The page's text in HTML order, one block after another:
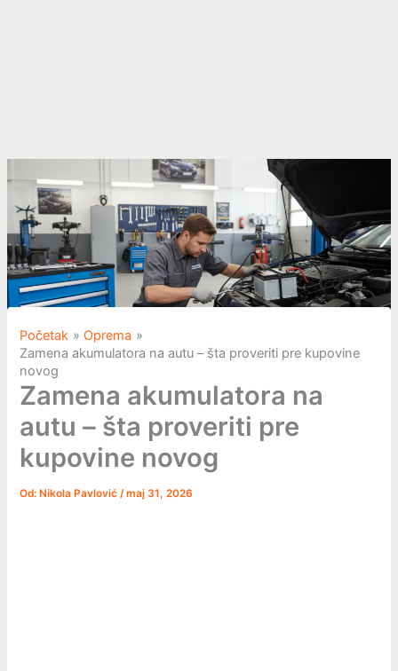
Početak
Oprema
Zamena akumulatora na autu – šta proveriti pre kupovine
novog
Zamena akumulatora na
autu – šta proveriti pre
kupovine novog
Od: Nikola Pavlović/maj 31, 2026